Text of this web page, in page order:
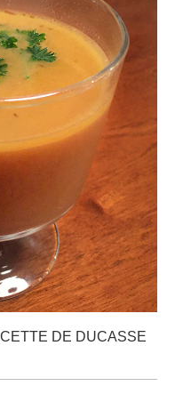
DE DUCASSE